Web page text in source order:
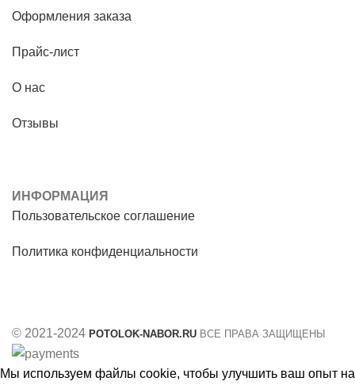
Оформления заказа
Прайс-лист
О нас
Отзывы
ИНФОРМАЦИЯ
Пользовательское соглашение
Политика конфиденциальности
© 2021-2024 POTOLOK-NABOR.RU ВСЕ ПРАВА ЗАЩИЩЕНЫ
Мы используем файлы cookie, чтобы улучшить ваш опыт на